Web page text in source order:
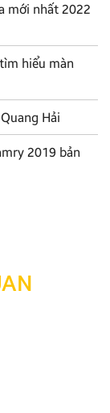
mới nhất 2022
hiểu màn
Hải
2019 bản